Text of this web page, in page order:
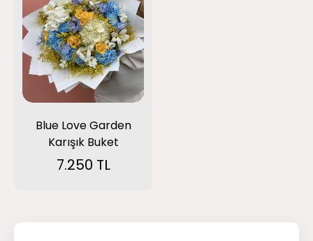
Blue Love Garden
Karışık Buket
7.250 TL